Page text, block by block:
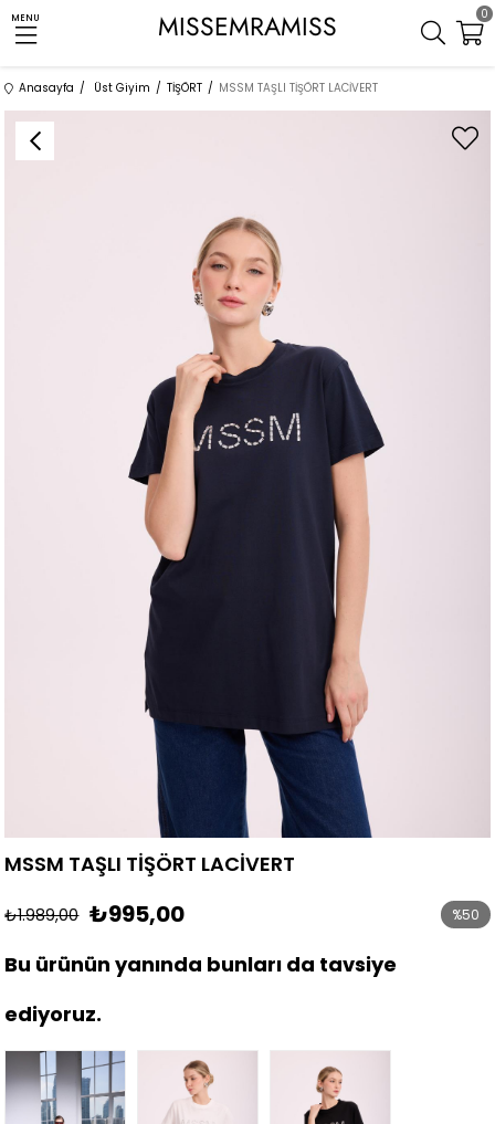
MENU MISSEMRAMISS 0
Anasayfa Üst Giyim TİŞÖRT MSSM TAŞLI TİŞÖRT LACİVERT
MSSM TAŞLI TİŞÖRT LACİVERT
₺1.989,00 ₺995,00 %50
Bu ürünün yanında bunları da tavsiye
ediyoruz.